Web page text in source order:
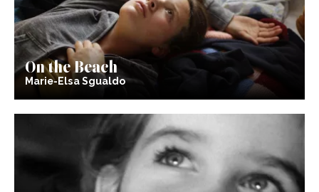
On the Beach
Marie-Elsa Sgualdo